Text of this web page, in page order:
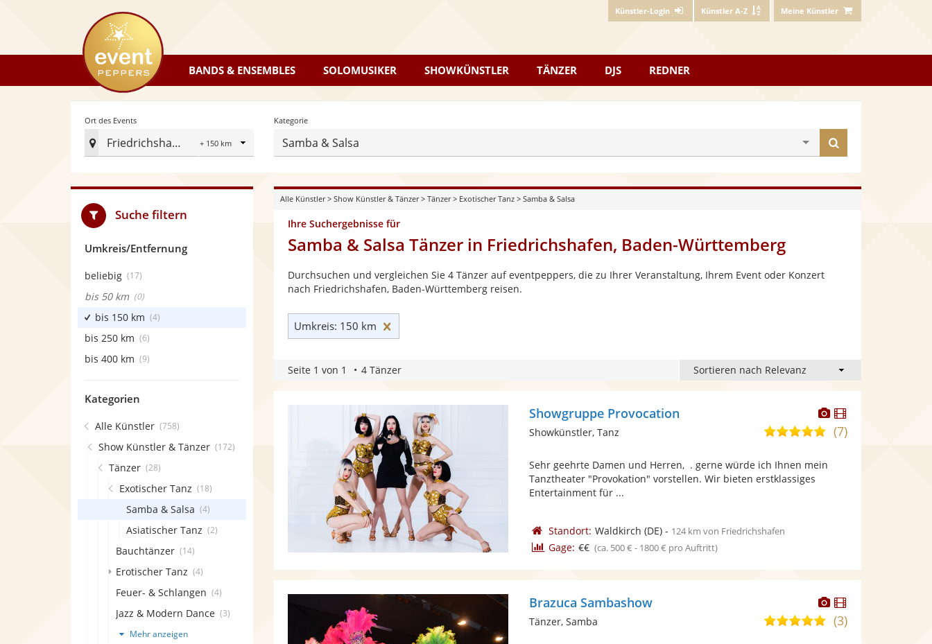
Künstler-Login Künstler A-Z Meine Künstler
eventpeppers
BANDS & ENSEMBLES SOLOMUSIKER SHOWKÜNSTLER TÄNZER DJS REDNER
Ort des Events
Friedrichshafen
Radius
Ort
Events
festlegen
Kategorie
Samba & Salsa
finden
Alle Künstler> Show Künstler & Tänzer> Tänzer> Exotischer Tanz> Samba & Salsa
Ihre Suchergebnisse für
Samba & Salsa Tänzer in Friedrichshafen, Baden-Württemberg
Durchsuchen und vergleichen Sie 4 Tänzer auf eventpeppers, die zu Ihrer Veranstaltung, Ihrem Event oder Konzert
nach Friedrichshafen, Baden-Württemberg reisen.
Umkreis: 150 km
Seite 1 von 1 4 Tänzer
Dieser
Künstler
stellt
Dieser
Künstler
Showgruppe Provocation
4,9
5
(7)
Showkünstler, Tanz
Sehr geehrte Damen und Herren, . gerne würde ich Ihnen mein
Tanztheater "Provokation" vorstellen. Wir bieten erstklassiges
Entertainment für ...
Standort: Waldkirch (DE)- 124 km von Friedrichshafen
Gage: €€ (ca. 500 € - 1800 € pro Auftritt)
Dieser
Künstler
stellt
Dieser
Künstler
Brazuca Sambashow
5,0(3)
Tänzer, Samba
Suche filtern
Umkreis/Entfernung
beliebig (17)
bis 50 km (0)
bis 150 km (4)
bis 250 km (6)
bis 400 km (9)
Kategorien
Alle Künstler (758)
Show Künstler & Tänzer (172)
Tänzer (28)
Exotischer Tanz (18)
Samba & Salsa (4)
Asiatischer Tanz (2)
Bauchtänzer (14)
Erotischer Tanz (4)
Feuer- & Schlangen (4)
Jazz & Modern Dance (3)
Mehr anzeigen